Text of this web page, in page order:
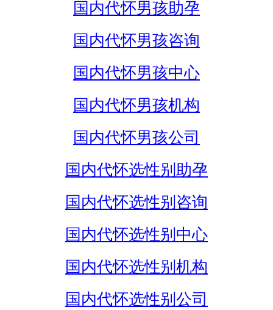
国内代怀男孩助孕
国内代怀男孩咨询
国内代怀男孩中心
国内代怀男孩机构
国内代怀男孩公司
国内代怀选性别助孕
国内代怀选性别咨询
国内代怀选性别中心
国内代怀选性别机构
国内代怀选性别公司